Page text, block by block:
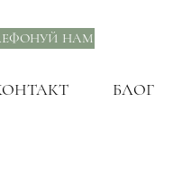
НАМ
БЛОГ